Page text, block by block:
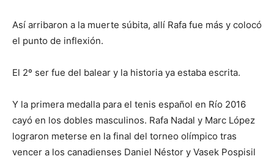
Así arribaron a la muerte súbita, allí Rafa fue más y colocó
el punto de inflexión.
El 2º ser fue del balear y la historia ya estaba escrita.
Y la primera medalla para el tenis español en Río 2016
cayó en los dobles masculinos. Rafa Nadal y Marc López
lograron meterse en la final del torneo olímpico tras
vencer a los canadienses Daniel Néstor y Vasek Pospisil